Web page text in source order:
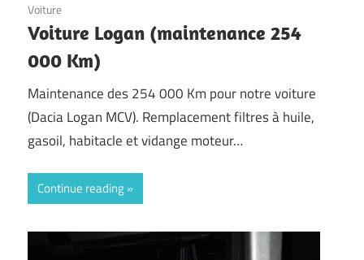
Voiture
Voiture Logan (maintenance 254
000 Km)
Maintenance des 254 000 Km pour notre voiture
(Dacia Logan MCV). Remplacement filtres à huile,
gasoil, habitacle et vidange moteur…
Continue reading